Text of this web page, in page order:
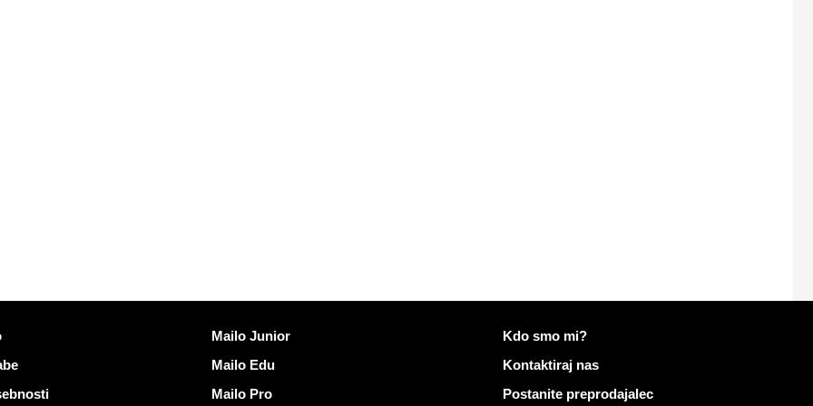
Odkrijte Mailo
Mailo Junior
Mailo Edu
Mailo Pro
Več informacij o Mailo
Kdo smo mi?
Kontaktiraj nas
Postanite preprodajalec